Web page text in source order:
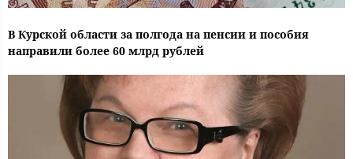
В Курской области за полгода на пенсии и пособия
направили более 60 млрд рублей